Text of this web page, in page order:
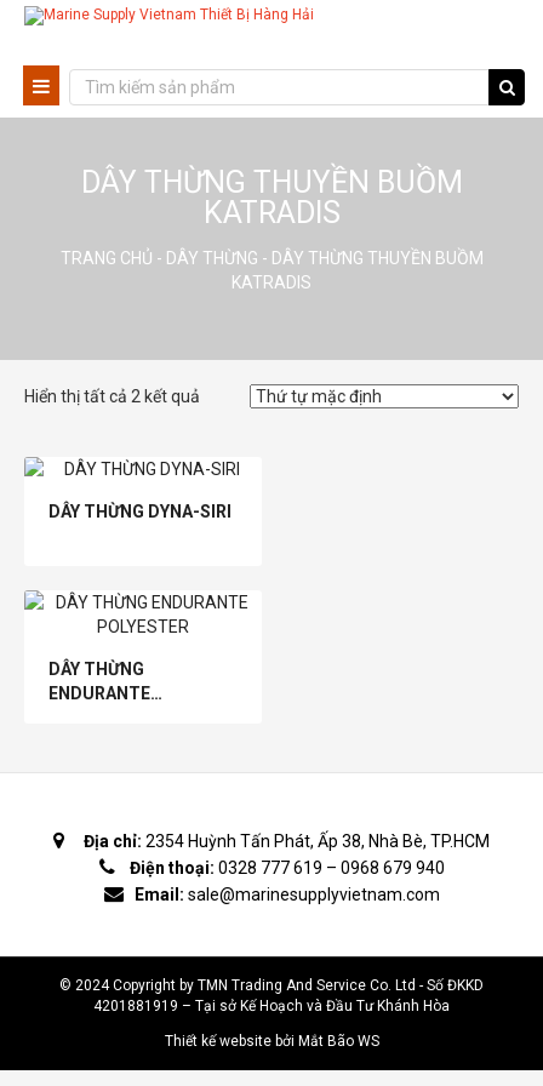
DÂY THỪNG THUYỀN BUỒM
KATRADIS
TRANG CHỦ - DÂY THỪNG - DÂY THỪNG THUYỀN BUỒM
KATRADIS
Hiển thị tất cả 2 kết quả
DÂY THỪNG DYNA-SIRI
DÂY THỪNG
ENDURANTE
Địa chỉ: 2354 Huỳnh Tấn Phát, Ấp 38, Nhà Bè, TP.HCM
Điện thoại: 0328 777 619 – 0968 679 940
Email: sale@marinesupplyvietnam.com
© 2024 Copyright by TMN Trading And Service Co. Ltd - Số ĐKKD
4201881919 – Tại sở Kế Hoạch và Đầu Tư Khánh Hòa
Thiết kế website bởi Mắt Bão WS